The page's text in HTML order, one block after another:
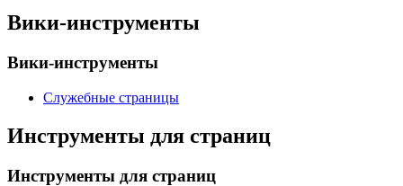
Вики-инструменты
Вики-инструменты
Служебные страницы
Инструменты для страниц
Инструменты для страниц